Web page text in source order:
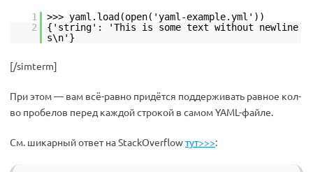
1
>>> yaml.load(open('yaml-example.yml'))
2
{'string': 'This is some text without newline
s\n'}
[/simterm]
При этом — вам всё-равно придётся поддерживать равное кол-
во пробелов перед каждой строкой в самом YAML-файле.
См. шикарный ответ на StackOverflowтут>>>: